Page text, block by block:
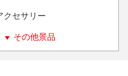
クセサリー
その他景品